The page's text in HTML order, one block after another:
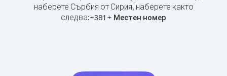
наберете Сърбия от Сирия, наберете както
следва:+381 + Местен номер